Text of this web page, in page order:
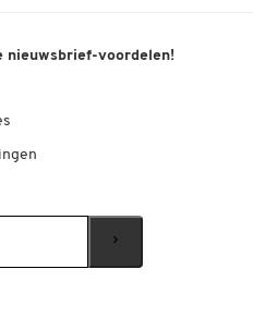
nieuwsbrief-voordelen!